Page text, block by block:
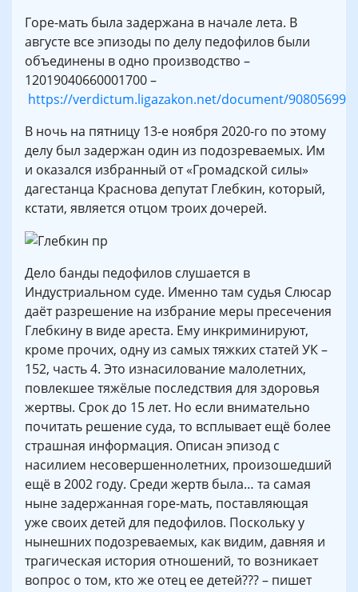
Горе-мать была задержана в начале лета. В
августе все эпизоды по делу педофилов были
объединены в одно производство –
12019040660001700 –
https://verdictum.ligazakon.net/document/90805699
В ночь на пятницу 13-е ноября 2020-го по этому
делу был задержан один из подозреваемых. Им
и оказался избранный от «Громадской силы»
дагестанца Краснова депутат Глебкин, который,
кстати, является отцом троих дочерей.
Дело банды педофилов слушается в
Индустриальном суде. Именно там судья Слюсар
даёт разрешение на избрание меры пресечения
Глебкину в виде ареста. Ему инкриминируют,
кроме прочих, одну из самых тяжких статей УК –
152, часть 4. Это изнасилование малолетних,
повлекшее тяжёлые последствия для здоровья
жертвы. Срок до 15 лет. Но если внимательно
почитать решение суда, то всплывает ещё более
страшная информация. Описан эпизод с
насилием несовершеннолетних, произошедший
ещё в 2002 году. Среди жертв была… та самая
ныне задержанная горе-мать, поставляющая
уже своих детей для педофилов. Поскольку у
нынешних подозреваемых, как видим, давняя и
трагическая история отношений, то возникает
вопрос о том, кто же отец ее детей??? – пишет